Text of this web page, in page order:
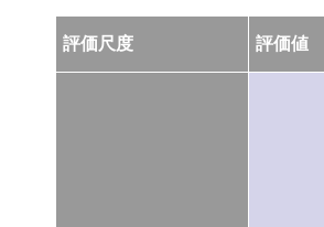
評価尺度 評価値